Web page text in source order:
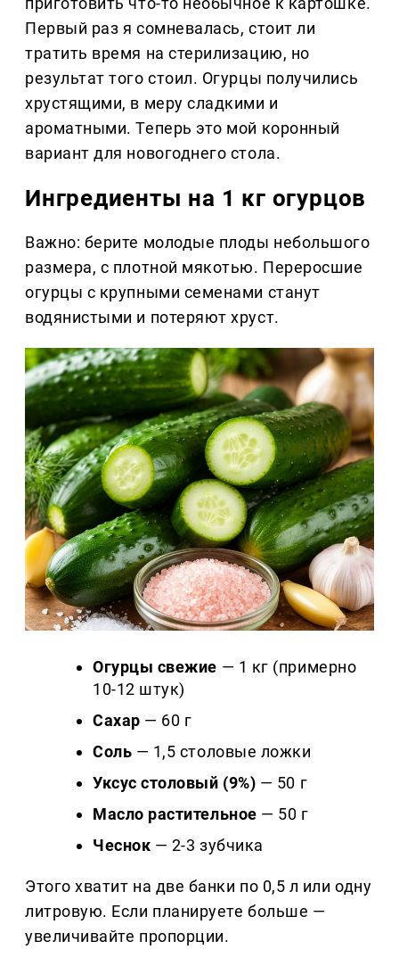
Первый раз я сомневалась, стоит ли
тратить время на стерилизацию, но
результат того стоил. Огурцы получились
хрустящими, в меру сладкими и
ароматными. Теперь это мой коронный
вариант для новогоднего стола.
Ингредиенты на 1 кг огурцов
Важно: берите молодые плоды небольшого
размера, с плотной мякотью. Переросшие
огурцы с крупными семенами станут
водянистыми и потеряют хруст.
Огурцы свежие — 1 кг (примерно
10-12 штук)
Сахар — 60 г
Соль — 1,5 столовые ложки
Уксус столовый (9%) — 50 г
Масло растительное — 50 г
Чеснок — 2-3 зубчика
Этого хватит на две банки по 0,5 л или одну
литровую. Если планируете больше —
увеличивайте пропорции.